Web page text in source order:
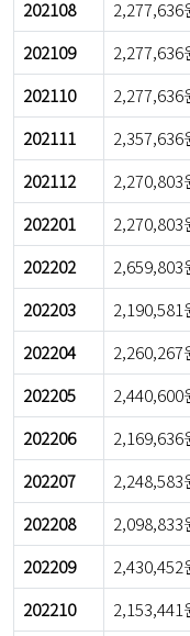
202108
2,277,636
202109
2,277,636
202110
2,277,636
202111
2,357,636
202112
2,270,803
202201
2,270,803
202202
2,659,803
202203
2,190,581
202204
2,260,267
202205
2,440,600
202206
2,169,636
202207
2,248,583
202208
2,098,833
202209
2,430,452
202210
2,153,441